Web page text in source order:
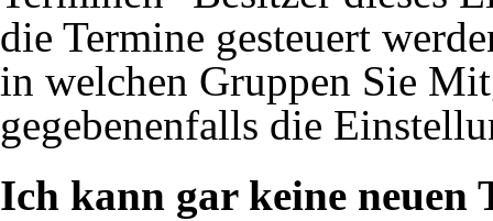
die Termine gesteuert
in welchen Gruppen Sie
gegebenenfalls die
Ich kann gar keine neuen